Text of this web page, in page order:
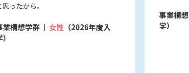
思ったから。
業構想学群 女性 （2026年度入
事業構
学）